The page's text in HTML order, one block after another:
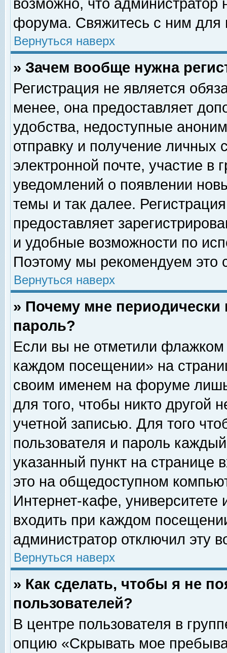
возможно, что
форума. Свяжитесь с ним для
Вернуться наверх
» Зачем вообще нужна
Регистрация не является
менее, она предоставляет
удобства, недоступные
отправку и получение личных
электронной почте, участие в
уведомлений о появлении
темы и так далее.
предоставляет
и удобные возможности по
Поэтому мы рекомендуем это
Вернуться наверх
» Почему мне
пароль?
Если вы не отметили флажком
каждом посещении» на
своим именем на форуме
для того, чтобы никто другой
учетной записью. Для того
пользователя и пароль
указанный пункт на
это на общедоступном
Интернет-кафе, университете
входить при каждом
администратор отключил эту
Вернуться наверх
» Как сделать, чтобы я не
пользователей?
В центре пользователя в
опцию «Скрывать мое